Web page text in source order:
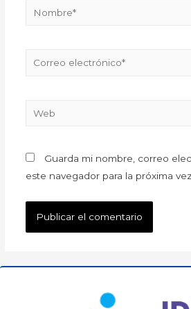
Guarda mi nombre, correo
este navegador para la próxima